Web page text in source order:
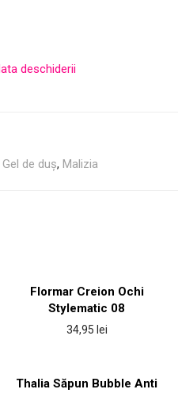
deschiderii
Gel de duș, Malizia
Flormar Creion Ochi
Stylematic 08
34,95 lei
Thalia Săpun Bubble Anti